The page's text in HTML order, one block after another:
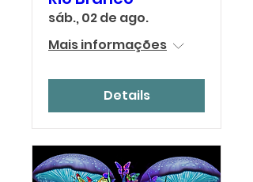
sáb., 02 de ago.
Mais informações
Details